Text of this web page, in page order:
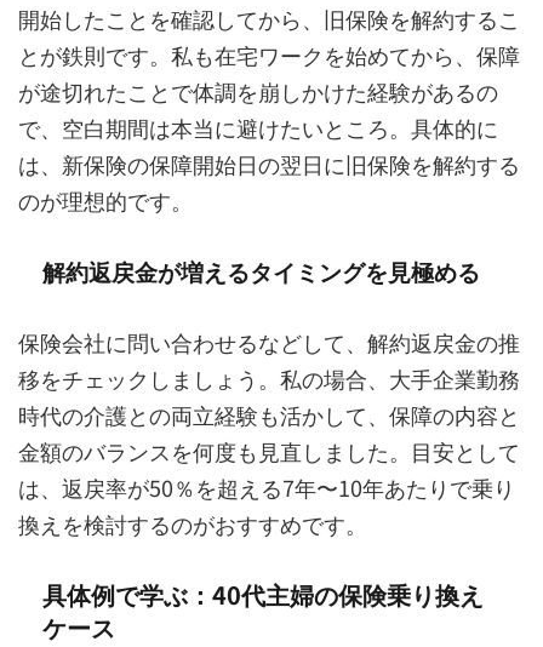
開始したことを確認してから、旧保険を解約するこ
とが鉄則です。私も在宅ワークを始めてから、保障
が途切れたことで体調を崩しかけた経験があるの
で、空白期間は本当に避けたいところ。具体的に
は、新保険の保障開始日の翌日に旧保険を解約する
のが理想的です。
解約返戻金が増えるタイミングを見極める
保険会社に問い合わせるなどして、解約返戻金の推
移をチェックしましょう。私の場合、大手企業勤務
時代の介護との両立経験も活かして、保障の内容と
金額のバランスを何度も見直しました。目安として
は、返戻率が50％を超える7年〜10年あたりで乗り
換えを検討するのがおすすめです。
具体例で学ぶ：40代主婦の保険乗り換え
ケース